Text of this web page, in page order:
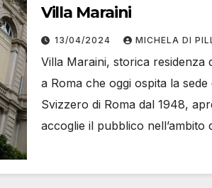
Villa Maraini
13/04/2024 MICHELA DI
Villa Maraini, storica residenza
a Roma che oggi ospita la sede
Svizzero di Roma dal 1948,
accoglie il pubblico nell’ambito